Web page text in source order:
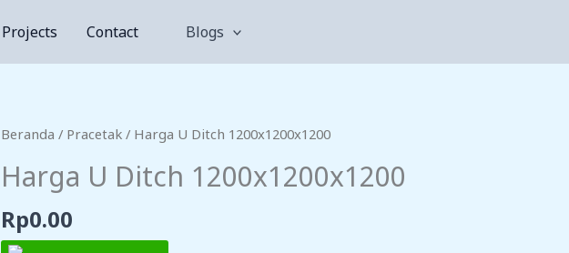
Projects Contact Blogs
Beranda / Pracetak / Harga U Ditch 1200x1200x1200
Harga U Ditch 1200x1200x1200
Rp0.00